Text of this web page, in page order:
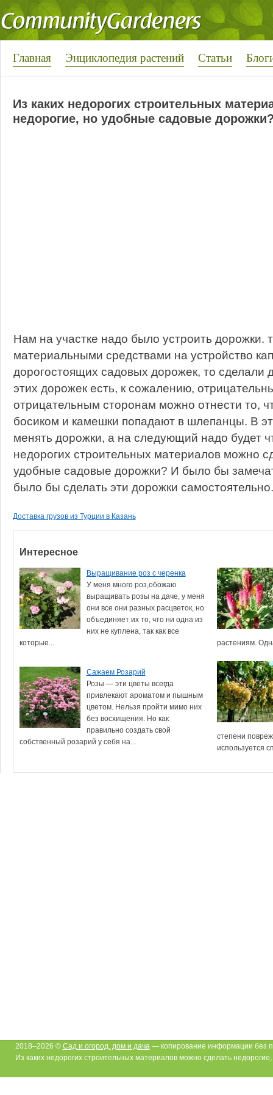
Главная Энциклопедия растений Статьи
Из каких недорогих строительных
недорогие, но удобные садовые
Нам на участке надо было устроить дорожки.
материальными средствами на устройство
дорогостоящих садовых дорожек, то сделали
этих дорожек есть, к сожалению,
отрицательным сторонам можно отнести то,
босиком и камешки попадают в шлепанцы. В
менять дорожки, а на следующий надо будет
недорогих строительных материалов можно
удобные садовые дорожки? И было бы
было бы сделать эти дорожки самостоятельно.
Доставка грузов из Турции в Казань
Интересное
Выращивание роз с черенка
У меня много роз,обожаю
выращивать розы на даче, у меня
они все они разных расцветок, но
объединяет их то, что ни одна из
них не куплена, так как все
которые...
растениям.
Сажаем Розарий
Розы — эти цветы всегда
привлекают ароматом и пышным
цветом. Нельзя пройти мимо них
без восхищения. Но как
правильно создать свой
собственный розарий у себя на...
степени
используется
2018–2026 © Сад и огород, дом и дача— копирование информации без
Из каких недорогих строительных материалов можно сделать